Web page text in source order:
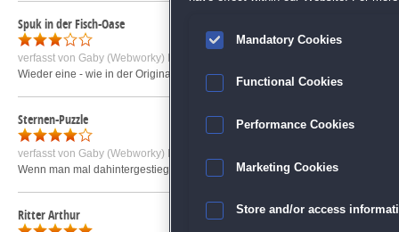
Spuk in der Fisch-Oase
verfasst von Gaby (Webworky) R.
Wieder eine - wie in der Originalversion auch - schöne Optik, aber der
Sternen-Puzzle
verfasst von Gaby (Webworky) R.
Wenn man mal dahintergestiegen ist, wie es funktioniert, macht das
Ritter Arthur
Mandatory Cookies
Functional Cookies
Performance Cookies
Marketing Cookies
Store and/or access